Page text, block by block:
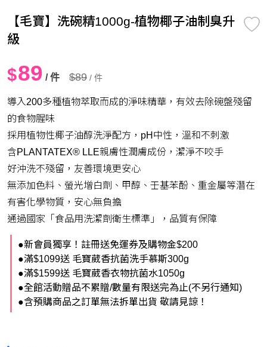
【毛寶】洗碗精1000g-植物椰子油制臭升
級
$89 / 件 $89 / 件
導入200多種植物萃取而成的淨味精華，有效去除碗盤殘留
的食物腥味
採用植物性椰子油醇洗淨配方，pH中性，溫和不刺激
含PLANTATEX® LLE親膚性潤膚成份，潔淨不咬手
好沖洗不殘留，友善環境更安心
無添加色料、螢光增白劑、甲醇、壬基苯酚、重金屬等潛在
有害化學物質，安心無負擔
通過國家「食品用洗潔劑衛生標準」，品質有保障
●新會員獨享！註冊送免運券及購物金$200
●滿$1099送 毛寶葳香抗菌洗手慕斯300g
●滿$1599送 毛寶葳香衣物抗菌水1050g
●全館活動贈品不累贈/數量有限送完為止(不另行通知)
●含預購商品之訂單無法拆單出貨 敬請見諒！